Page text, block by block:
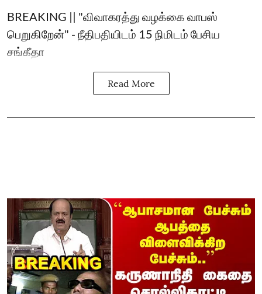
BREAKING || "விவாகரத்து வழக்கை வாபஸ்
பெறுகிறேன்" - நீதிபதியிடம் 15 நிமிடம் பேசிய
சங்கீதா
Read More